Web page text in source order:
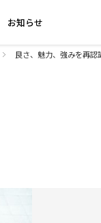
お知らせ
良さ、魅力、強みを再認